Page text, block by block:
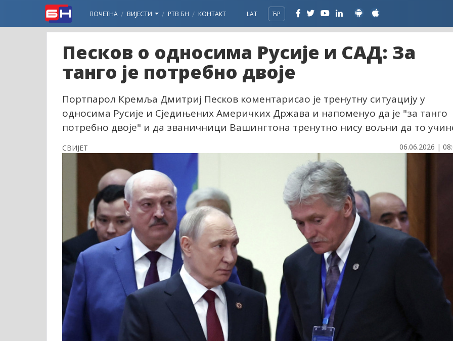
ПОЧЕТНА ВИЈЕСТИ РТВ БН КОНТАКТ LAT ЋР
Песков о односима Русије и САД: За
танго је потребно двоје
Портпарол Кремља Дмитриј Песков коментарисао је тренутну ситуацију у
односима Русије и Сједињених Америчких Држава и напоменуо да је "за танго
потребно двоје" и да званичници Вашингтона тренутно нису вољни да то
СВИЈЕТ 06.06.2026 |